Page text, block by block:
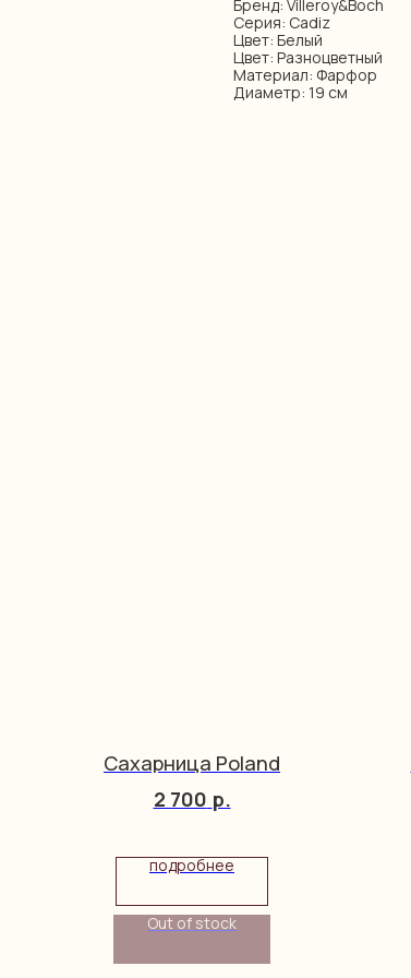
Бренд: Villeroy&Boch
Серия: Cadiz
Цвет: Белый
Цвет: Разноцветный
Материал: Фарфор
Диаметр: 19 см
Сахарница Poland
2 700 р.
подробнее
Out of stock